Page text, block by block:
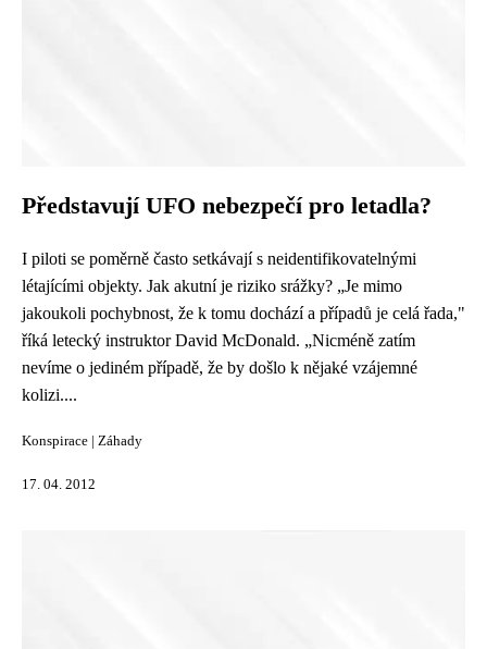
Představují UFO nebezpečí pro letadla?
I piloti se poměrně často setkávají s neidentifikovatelnými
létajícími objekty. Jak akutní je riziko srážky? „Je mimo
jakoukoli pochybnost, že k tomu dochází a případů je celá řada,"
říká letecký instruktor David McDonald. „Nicméně zatím
nevíme o jediném případě, že by došlo k nějaké vzájemné
kolizi....
Konspirace Záhady
17. 04. 2012